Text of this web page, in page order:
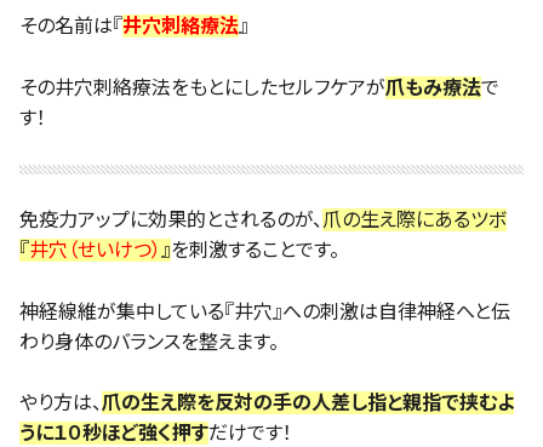
その名前は『井穴刺絡療法』
その井穴刺絡療法をもとにしたセルフケアが爪もみ療法で
す！
免疫力アップに効果的とされるのが、爪の生え際にあるツボ
『井穴（せいけつ） 』を刺激することです。
神経線維が集中している『井穴』への刺激は自律神経へと伝
わり身体のバランスを整えます。
やり方は、爪の生え際を反対の手の人差し指と親指で挟むよ
うに１０秒ほど強く押すだけです！